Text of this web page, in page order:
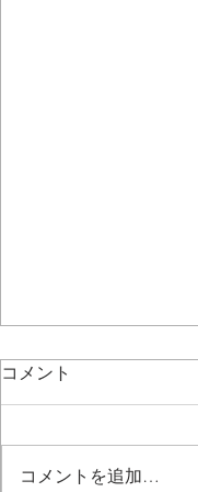
コメント
コメントを追加…